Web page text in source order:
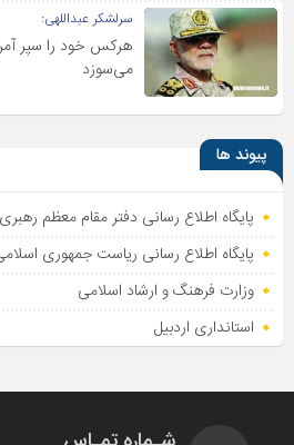
سرلشکر عبداللهی:
هرکس خود را سپر
می‌سوزد
پیوند ها
پایگاه اطلاع رسانی دفتر مقام معظم رهبری
پایگاه اطلاع‌ رسانی ریاست‌ جمهوری
وزارت فرهنگ و ارشاد اسلامی
استانداری اردبیل